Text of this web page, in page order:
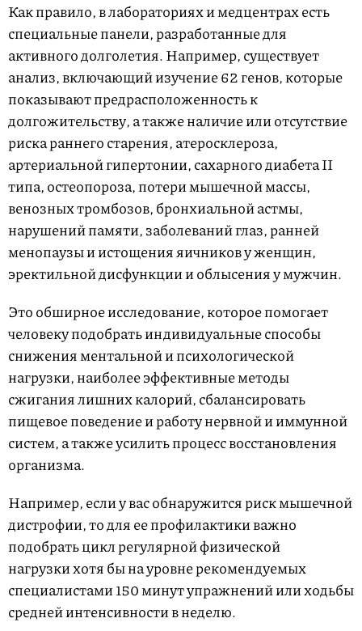
Как правило, в лабораториях и медцентрах есть
специальные панели, разработанные для
активного долголетия. Например, существует
анализ, включающий изучение 62 генов, которые
показывают предрасположенность к
долгожительству, а также наличие или отсутствие
риска раннего старения, атеросклероза,
артериальной гипертонии, сахарного диабета II
типа, остеопороза, потери мышечной массы,
венозных тромбозов, бронхиальной астмы,
нарушений памяти, заболеваний глаз, ранней
менопаузы и истощения яичников у женщин,
эректильной дисфункции и облысения у мужчин.
Это обширное исследование, которое помогает
человеку подобрать индивидуальные способы
снижения ментальной и психологической
нагрузки, наиболее эффективные методы
сжигания лишних калорий, сбалансировать
пищевое поведение и работу нервной и иммунной
систем, а также усилить процесс восстановления
организма.
Например, если у вас обнаружится риск мышечной
дистрофии, то для ее профилактики важно
подобрать цикл регулярной физической
нагрузки хотя бы на уровне рекомендуемых
специалистами 150 минут упражнений или ходьбы
средней интенсивности в неделю.